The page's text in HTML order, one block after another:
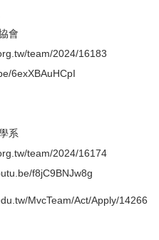
會
team/2024/16183
6exXBAuHCpI
系
team/2024/16174
f8jC9BNJw8g
MvcTeam/Act/Apply/14266